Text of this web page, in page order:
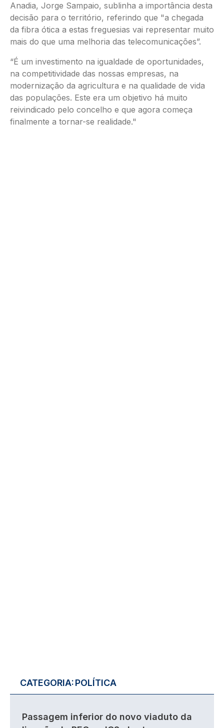
Anadia, Jorge Sampaio, sublinha a importância desta
decisão para o território, referindo que "a chegada
da fibra ótica a estas freguesias vai representar muito
mais do que uma melhoria das telecomunicações”.
“É um investimento na igualdade de oportunidades,
na competitividade das nossas empresas, na
modernização da agricultura e na qualidade de vida
das populações. Este era um objetivo há muito
reivindicado pelo concelho e que agora começa
finalmente a tornar-se realidade."
CATEGORIA:POLÍTICA
Passagem inferior do novo viaduto da